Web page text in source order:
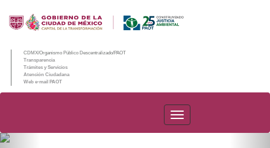
CDMX/Organismo Público Descentralizado/PAOT
Transparencia
Trámites y Servicios
Atención Ciudadana
Web e-mail PAOT
PAOT